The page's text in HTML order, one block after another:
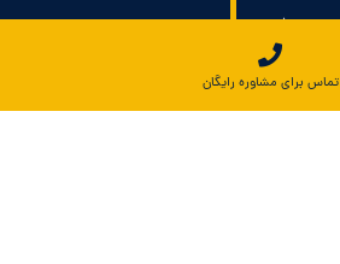
ثبت
تماس برای مشاوره رایگان